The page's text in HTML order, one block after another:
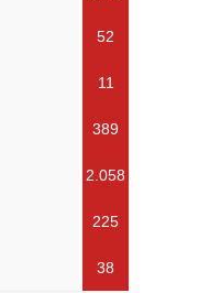
52
11
389
2.058
225
38